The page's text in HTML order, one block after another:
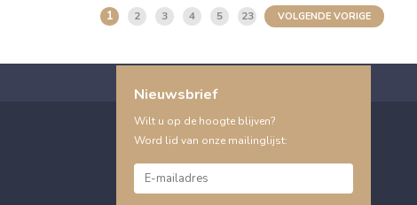
1 2 3 4 5 23 VOLGENDE VORIGE
Nieuwsbrief
Wilt u op de hoogte blijven?
Word lid van onze mailinglijst: